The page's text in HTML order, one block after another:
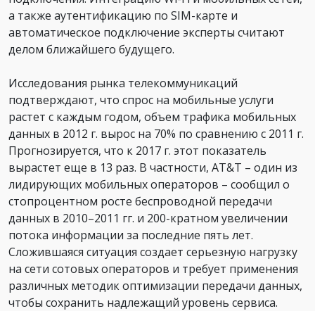
а также аутентификацию по SIM-карте и
автоматическое подключение эксперты считают
делом ближайшего будущего.
Исследования рынка телекоммуникаций
подтверждают, что спрос на мобильные услуги
растет с каждым годом, объем трафика мобильных
данных в 2012 г. вырос на 70% по сравнению с 2011 г.
Прогнозируется, что к 2017 г. этот показатель
вырастет еще в 13 раз. В частности, AT&T – один из
лидирующих мобильных операторов – сообщил о
стопроцентном росте беспроводной передачи
данных в 2010–2011 гг. и 200-кратном увеличении
потока информации за последние пять лет.
Сложившаяся ситуация создает серьезную нагрузку
на сети сотовых операторов и требует применения
различных методик оптимизации передачи данных,
чтобы сохранить надлежащий уровень сервиса.